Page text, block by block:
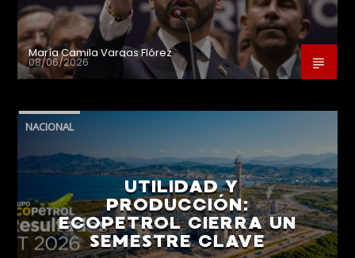
María Camila Vargas Flórez
08/06/2026
NACIONAL
UTILIDAD Y
PRODUCCIÓN:
ECOPETROL CIERRA UN
SEMESTRE CLAVE